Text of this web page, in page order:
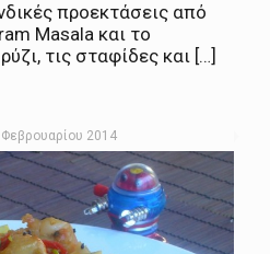
προεκτάσεις από
Masala και το
τις σταφίδες και […]
Φεβρουαρίου 2014